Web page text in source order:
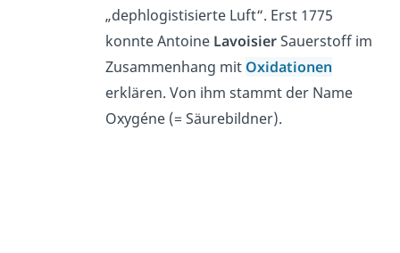
„dephlogistisierte Luft“. Erst 1775
konnte Antoine LavoisierSauerstoff im
Zusammenhang mit Oxidationen
erklären. Von ihm stammt der Name
Oxygéne (= Säurebildner).